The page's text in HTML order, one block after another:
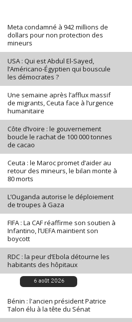
Meta condamné à 942 millions de
dollars pour non protection des
mineurs
USA : Qui est Abdul El-Sayed,
l’Américano-Égyptien qui bouscule
les démocrates ?
Une semaine après l’afflux massif
de migrants, Ceuta face à l’urgence
humanitaire
Côte d’Ivoire : le gouvernement
boucle le rachat de 100 000 tonnes
de cacao
Ceuta : le Maroc promet d’aider au
retour des mineurs, le bilan monte à
80 morts
L’Ouganda autorise le déploiement
de troupes à Gaza
FIFA : La CAF réaffirme son soutien à
Infantino, l’UEFA maintient son
boycott
RDC : la peur d’Ebola détourne les
habitants des hôpitaux
6 août 2026
Bénin : l'ancien président Patrice
Talon élu à la tête du Sénat